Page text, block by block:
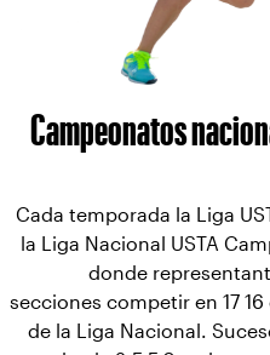
Campeonatos
Cada temporada la Liga
la Liga Nacional USTA
donde
secciones competir en 17
de la Liga Nacional.